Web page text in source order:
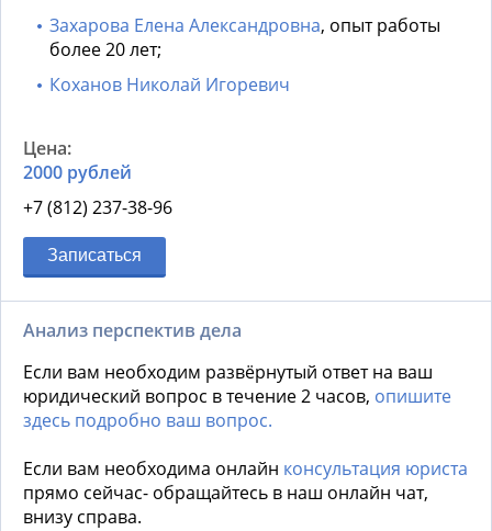
Захарова Елена Александровна, опыт работы
более 20 лет;
Коханов Николай Игоревич
2000 рублей
+7 (812) 237-38-96
Записаться
Анализ перспектив дела
Если вам необходим развёрнутый ответ на ваш
юридический вопрос в течение 2 часов, опишите
здесь подробно ваш вопрос.
Если вам необходима онлайн консультация юриста
прямо сейчас- обращайтесь в наш онлайн чат,
внизу справа.